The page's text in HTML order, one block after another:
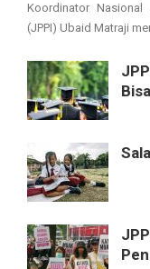
Koordinator Nasional
(JPPI) Ubaid Matraji